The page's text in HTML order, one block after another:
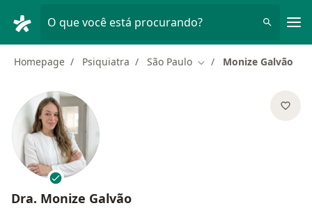
O que você está procurando?
Homepage Psiquiatra São Paulo Mudar de cidade
Monize Galvão
Dra. Monize Galvão